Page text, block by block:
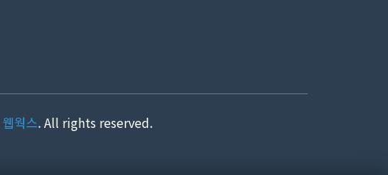
웹웍스. All rights reserved.